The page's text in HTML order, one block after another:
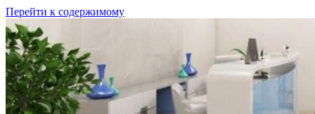
Перейти к содержимому